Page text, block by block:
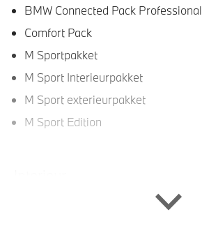
BMW Connected Pack Professional
Comfort Pack
M Sportpakket
M Sport Interieurpakket
M Sport exterieurpakket
M Sport Edition